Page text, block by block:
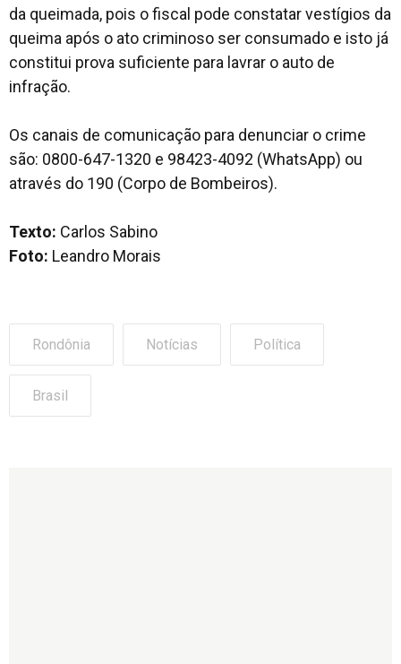
da queimada, pois o fiscal pode constatar vestígios da
queima após o ato criminoso ser consumado e isto já
constitui prova suficiente para lavrar o auto de
infração.
Os canais de comunicação para denunciar o crime
são: 0800-647-1320 e 98423-4092 (WhatsApp) ou
através do 190 (Corpo de Bombeiros).
Texto: Carlos Sabino
Foto: Leandro Morais
Rondônia Notícias Política
Brasil